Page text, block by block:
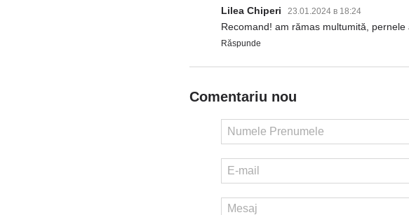
Lilea Chiperi 23.01.2024 в 18:24
Recomand! am rămas multumită,
Răspunde
Comentariu nou